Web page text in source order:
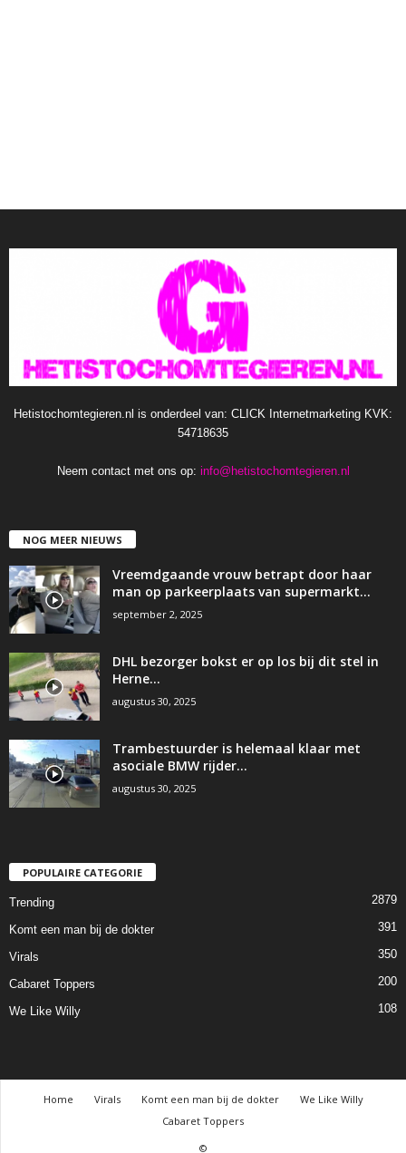
Hetistochomtegieren.nl is onderdeel van: CLICK Internetmarketing KVK:
54718635
Neem contact met ons op: info@hetistochomtegieren.nl
NOG MEER NIEUWS
Vreemdgaande vrouw betrapt door haar
man op parkeerplaats van supermarkt…
september 2, 2025
DHL bezorger bokst er op los bij dit stel in
Herne…
augustus 30, 2025
Trambestuurder is helemaal klaar met
asociale BMW rijder…
augustus 30, 2025
POPULAIRE CATEGORIE
Trending 2879
Komt een man bij de dokter 391
Virals 350
Cabaret Toppers 200
We Like Willy 108
Home Virals Komt een man bij de dokter
We Like Willy
Cabaret Toppers
©